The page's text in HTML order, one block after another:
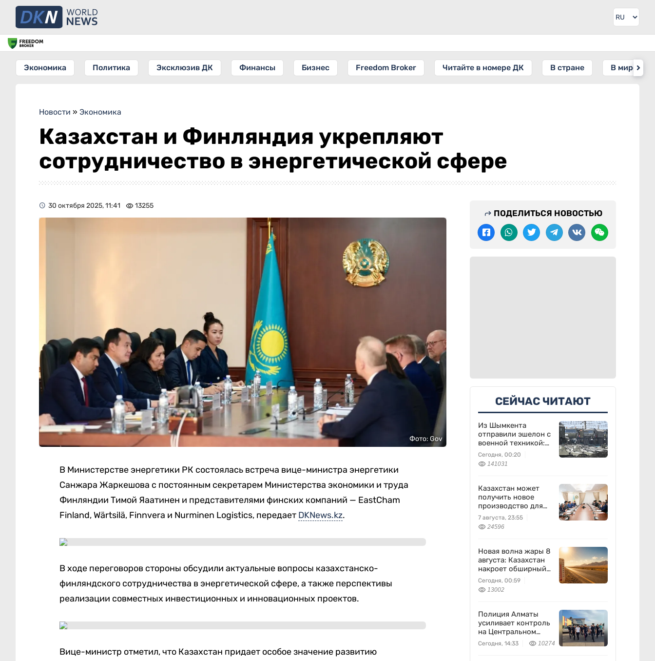
Экономика Политика Эксклюзив ДК Финансы Бизнес Freedom Broker Читайте в номере ДК В стране В мире
Новости » Экономика
Казахстан и Финляндия укрепляют
сотрудничество в энергетической сфере
30 октября 2025, 11:41 13255
Фото: Gov
В Министерстве энергетики РК состоялась встреча вице-министра энергетики
Санжара Жаркешова с постоянным секретарем Министерства экономики и труда
Финляндии Тимой Яаатинен и представителями финских компаний — EastCham
Finland, Wärtsilä, Finnvera и Nurminen Logistics, передает DKNews.kz.
В ходе переговоров стороны обсудили актуальные вопросы казахстанско-
финляндского сотрудничества в энергетической сфере, а также перспективы
реализации совместных инвестиционных и инновационных проектов.
Вице-министр отметил, что Казахстан придает особое значение развитию
ПОДЕЛИТЬСЯ НОВОСТЬЮ
СЕЙЧАС ЧИТАЮТ
Из Шымкента
отправили эшелон с
военной техникой:
что известно
Сегодня, 00:20
141031
Казахстан может
получить новое
производство для
химпрома и
энергетики
7 августа, 23:55
24596
Новая волна жары 8
августа: Казахстан
накроет обширный
антициклон
Сегодня, 00:59
13002
Полиция Алматы
усиливает контроль
на Центральном
вещевом рынке
Сегодня, 14:33 10274